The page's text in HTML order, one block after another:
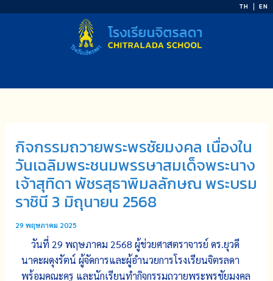
TH EN
กิจกรรมถวายพระพรชัยมงคล เนื่องใน
วันเฉลิมพระชนมพรรษาสมเด็จพระนาง
เจ้าสุทิดา พัชรสุธาพิมลลักษณ พระบรม
ราชินี 3 มิถุนายน 2568
29 พฤษภาคม 2025
วันที่ 29 พฤษภาคม 2568 ผู้ช่วย​ศาสตรา​จารย์​ ดร.ยุวดี​
นาคะผดุง​รัตน์​ ผู้จัดการและผู้อำนวยการโรงเรียนจิตรลดา​
พร้อมคณะครู​ และนักเรียนทำกิจกรรมถวายพระพรชัยมงคล